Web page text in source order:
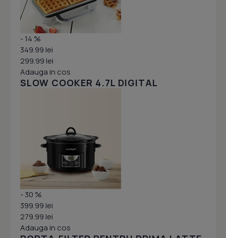
- 14 %
349.99 lei
299.99 lei
Adauga in cos
SLOW COOKER 4.7L DIGITAL
- 30 %
399.99 lei
279.99 lei
Adauga in cos